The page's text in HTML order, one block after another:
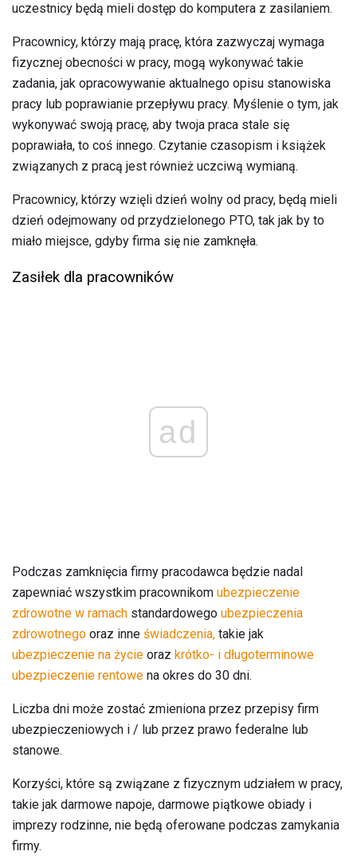
uczestnicy będą mieli dostęp do komputera z zasilaniem.
Pracownicy, którzy mają pracę, która zazwyczaj wymaga
fizycznej obecności w pracy, mogą wykonywać takie
zadania, jak opracowywanie aktualnego opisu stanowiska
pracy lub poprawianie przepływu pracy. Myślenie o tym, jak
wykonywać swoją pracę, aby twoja praca stale się
poprawiała, to coś innego. Czytanie czasopism i książek
związanych z pracą jest również uczciwą wymianą.
Pracownicy, którzy wzięli dzień wolny od pracy, będą mieli
dzień odejmowany od przydzielonego PTO, tak jak by to
miało miejsce, gdyby firma się nie zamknęła.
Zasiłek dla pracowników
ad
Podczas zamknięcia firmy pracodawca będzie nadal
zapewniać wszystkim pracownikom ubezpieczenie
zdrowotne w ramach standardowego ubezpieczenia
zdrowotnego oraz inne świadczenia, takie jak
ubezpieczenie na życie oraz krótko- i długoterminowe
ubezpieczenie rentowe na okres do 30 dni.
Liczba dni może zostać zmieniona przez przepisy firm
ubezpieczeniowych i / lub przez prawo federalne lub
stanowe.
Korzyści, które są związane z fizycznym udziałem w pracy,
takie jak darmowe napoje, darmowe piątkowe obiady i
imprezy rodzinne, nie będą oferowane podczas zamykania
firmy.